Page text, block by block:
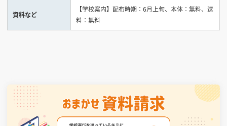
資料など
【学校案内】配布時期：6月上旬、本体：無料、送
料：無料